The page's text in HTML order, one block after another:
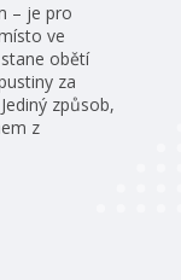
– je pro
ve
obětí
za
způsob,
z